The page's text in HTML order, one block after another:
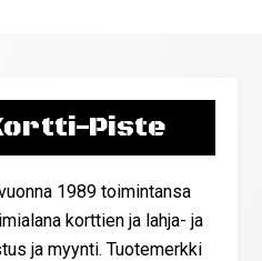
Piste
1989 toimintansa
korttien ja lahja- ja
ja myynti. Tuotemerkki